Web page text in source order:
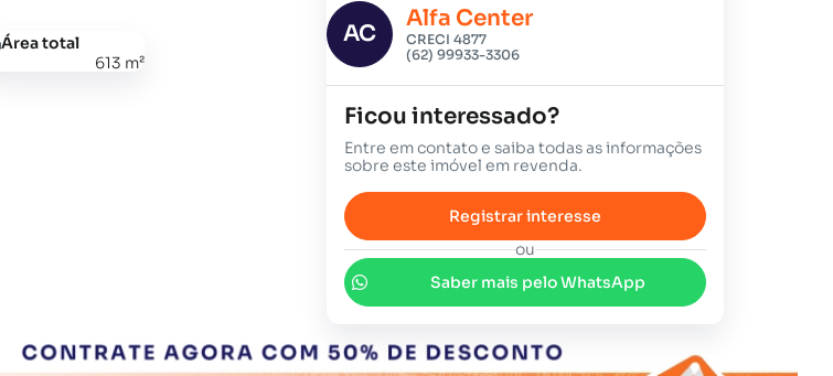
Área total
613 m²
AC
Alfa Center
CRECI 4877
(62) 99933-3306
Ficou interessado?
Entre em contato e saiba todas as informações
sobre este imóvel em revenda.
Registrar interesse
ou
Saber mais pelo WhatsApp